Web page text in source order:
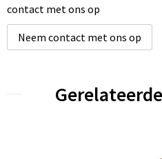
contact met ons op
Neem contact met ons op